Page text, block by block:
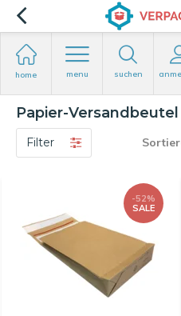
home menu suchen
Papier-
Filter
-52%
SALE